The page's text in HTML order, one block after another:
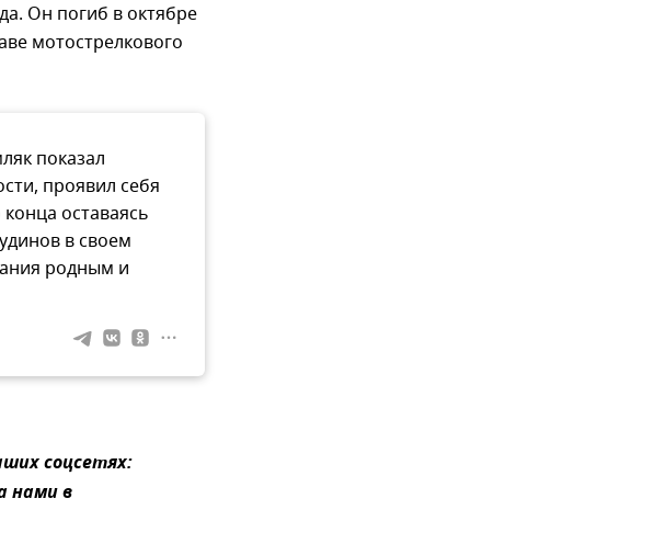
Он погиб в октябре
мотострелкового
показал
проявил себя
оставаясь
в своем
родным и
соцсетях:
нами в